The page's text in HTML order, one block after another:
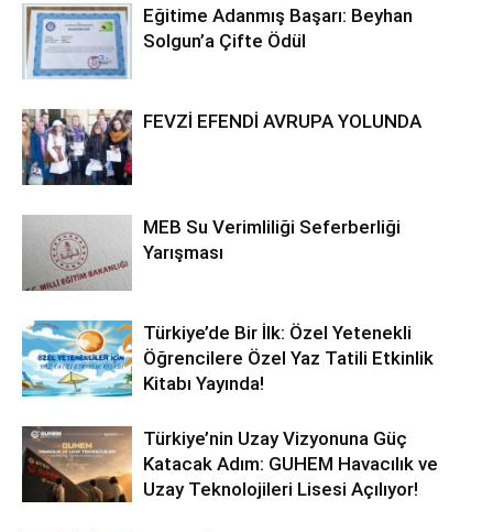
Eğitime Adanmış Başarı: Beyhan
Solgun’a Çifte Ödül
FEVZİ EFENDİ AVRUPA YOLUNDA
MEB Su Verimliliği Seferberliği
Yarışması
Türkiye’de Bir İlk: Özel Yetenekli
Öğrencilere Özel Yaz Tatili Etkinlik
Kitabı Yayında!
Türkiye’nin Uzay Vizyonuna Güç
Katacak Adım: GUHEM Havacılık ve
Uzay Teknolojileri Lisesi Açılıyor!